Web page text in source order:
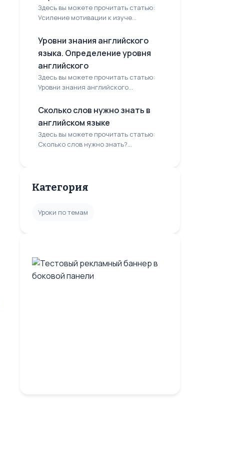
Здесь вы можете прочитать статью:
Усиление мотивации к изуче...
Уровни знания английского
языка. Определение уровня
английского
Здесь вы можете прочитать статью:
Уровни знания английского...
Сколько слов нужно знать в
английском языке
Здесь вы можете прочитать статью:
Сколько слов нужно знать?...
Категория
Уроки по темам